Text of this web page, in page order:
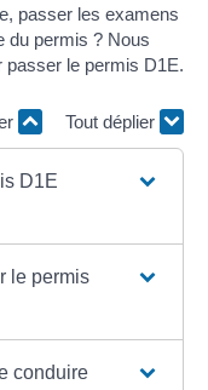
passer les examens
du permis ? Nous
passer le permis D1E.
Tout déplier
D1E
le permis
conduire